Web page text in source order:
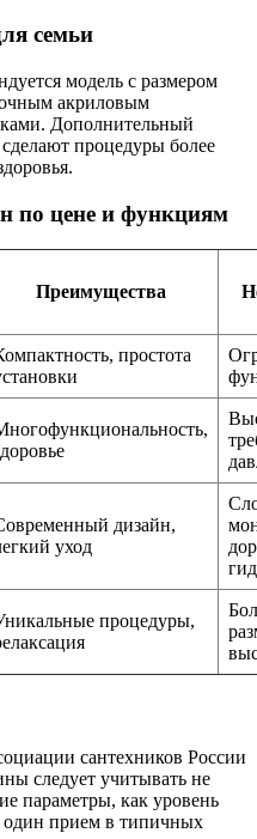
семьи
модель с размером
акриловым
Дополнительный
процедуры более
по цене и функциям
Преимущества
простота
дизайн,
уход
процедуры,
сантехников России
следует учитывать не
параметры, как уровень
один прием в типичных